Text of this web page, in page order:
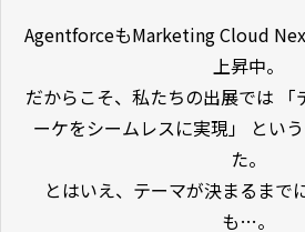
AgentforceもMarketing Cloud
上昇中。
だからこそ、私たちの出展では 「
ーケをシームレスに実現」 とい
た。
とはいえ、テーマが決まるまで
も…。